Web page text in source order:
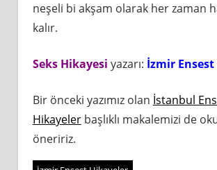
neşeli bi akşam olarak her zaman
kalır.
Seks Hikayesi yazarı: İzmir
Bir önceki yazımız olan İstanbul
Hikayelerbaşlıklı makalemizi de
öneririz.